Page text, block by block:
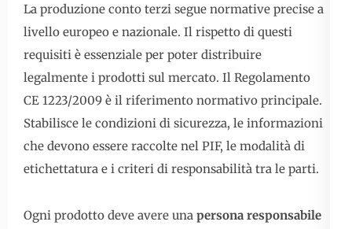
La produzione conto terzi segue normative precise a
livello europeo e nazionale. Il rispetto di questi
requisiti è essenziale per poter distribuire
legalmente i prodotti sul mercato. Il Regolamento
CE 1223/2009 è il riferimento normativo principale.
Stabilisce le condizioni di sicurezza, le informazioni
che devono essere raccolte nel PIF, le modalità di
etichettatura e i criteri di responsabilità tra le parti.
Ogni prodotto deve avere una persona responsabile